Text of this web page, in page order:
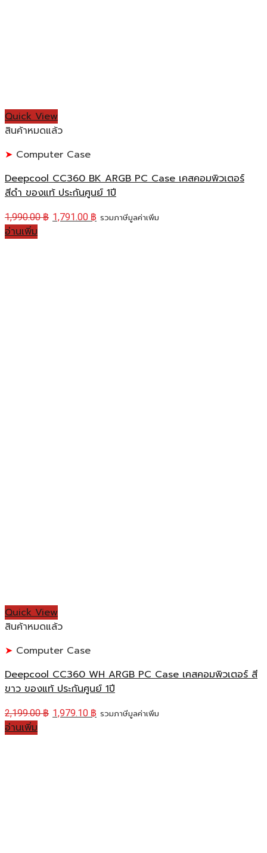
Quick View
สินค้าหมดแล้ว
Computer Case
Deepcool CC360 BK ARGB PC Case เคสคอมพิวเตอร์
สีดำ ของแท้ ประกันศูนย์ 1ปี
1,990.00฿ 1,791.00 ฿ รวมภาษีมูลค่าเพิ่ม
อ่านเพิ่ม
Quick View
สินค้าหมดแล้ว
Computer Case
Deepcool CC360 WH ARGB PC Case เคสคอมพิวเตอร์ สี
ขาว ของแท้ ประกันศูนย์ 1ปี
2,199.00฿ 1,979.10 ฿ รวมภาษีมูลค่าเพิ่ม
อ่านเพิ่ม